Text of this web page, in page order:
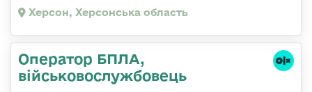
Херсон, Херсонська область
Оператор БПЛА,
військовослужбовець